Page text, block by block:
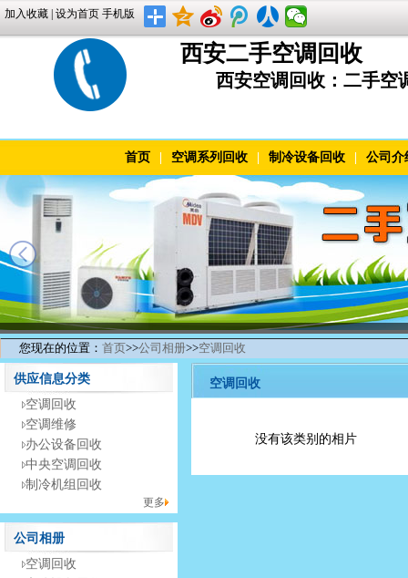
加入收藏 设为首页 手机版
西安二手空调回收
西安空调回收：二手空
首页 空调系列回收 制冷设备回收 公司介
您现在的位置： 首页>>公司相册>>空调回收
供应信息分类
空调回收
空调维修
办公设备回收
中央空调回收
制冷机组回收
更多
公司相册
空调回收
空调回收
没有该类别的相片